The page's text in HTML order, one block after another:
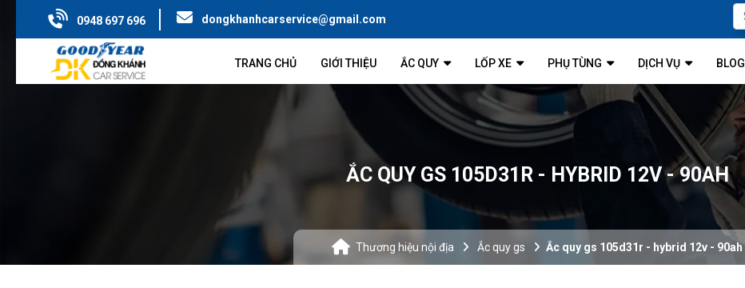
0948 697 696 dongkhanhcarservice@gmail.com
TRANG CHỦ GIỚI THIỆU ẮC QUY LỐP XE PHỤ TÙNG DỊCH VỤ BLOG
ẮC QUY GS 105D31R - HYBRID 12V - 90AH
Thương hiệu nội địa Ắc quy gs Ắc quy gs 105d31r - hybrid 12v - 90ah